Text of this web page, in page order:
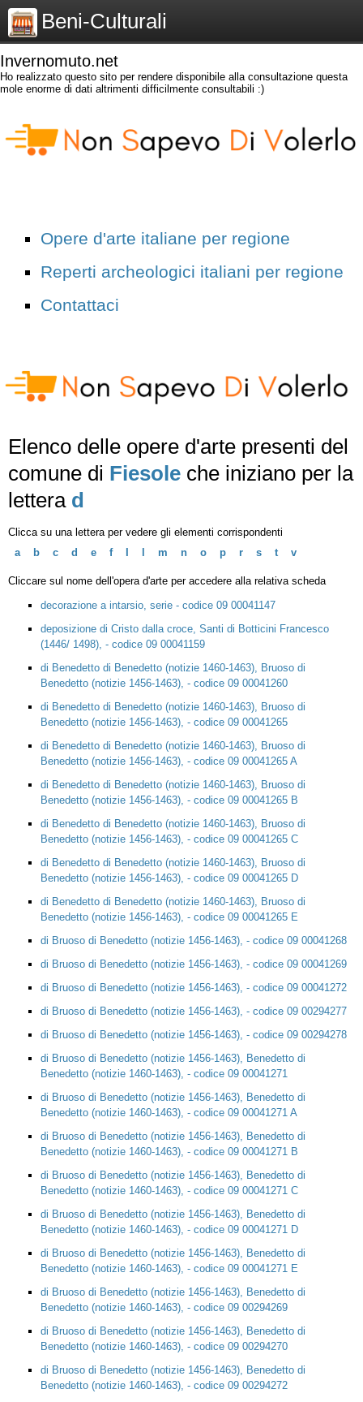
Beni-Culturali
Invernomuto.net
Ho realizzato questo sito per rendere disponibile alla consultazione questa
mole enorme di dati altrimenti difficilmente consultabili :)
Opere d'arte italiane per regione
Reperti archeologici italiani per regione
Contattaci
Elenco delle opere d'arte presenti del
comune di Fiesole che iniziano per la
lettera d
Clicca su una lettera per vedere gli elementi corrispondenti
a
b c d e f m n o p r s t v
Cliccare sul nome dell'opera d'arte per accedere alla relativa scheda
decorazione a intarsio, serie - codice 09 00041147
deposizione di Cristo dalla croce, Santi di Botticini Francesco
(1446/ 1498), - codice 09 00041159
di Benedetto di Benedetto (notizie 1460-1463), Bruoso di
Benedetto (notizie 1456-1463), - codice 09 00041260
di Benedetto di Benedetto (notizie 1460-1463), Bruoso di
Benedetto (notizie 1456-1463), - codice 09 00041265
di Benedetto di Benedetto (notizie 1460-1463), Bruoso di
Benedetto (notizie 1456-1463), - codice 09 00041265 A
di Benedetto di Benedetto (notizie 1460-1463), Bruoso di
Benedetto (notizie 1456-1463), - codice 09 00041265 B
di Benedetto di Benedetto (notizie 1460-1463), Bruoso di
Benedetto (notizie 1456-1463), - codice 09 00041265 C
di Benedetto di Benedetto (notizie 1460-1463), Bruoso di
Benedetto (notizie 1456-1463), - codice 09 00041265 D
di Benedetto di Benedetto (notizie 1460-1463), Bruoso di
Benedetto (notizie 1456-1463), - codice 09 00041265 E
di Bruoso di Benedetto (notizie 1456-1463), - codice 09 00041268
di Bruoso di Benedetto (notizie 1456-1463), - codice 09 00041269
di Bruoso di Benedetto (notizie 1456-1463), - codice 09 00041272
di Bruoso di Benedetto (notizie 1456-1463), - codice 09 00294277
di Bruoso di Benedetto (notizie 1456-1463), - codice 09 00294278
di Bruoso di Benedetto (notizie 1456-1463), Benedetto di
Benedetto (notizie 1460-1463), - codice 09 00041271
di Bruoso di Benedetto (notizie 1456-1463), Benedetto di
Benedetto (notizie 1460-1463), - codice 09 00041271 A
di Bruoso di Benedetto (notizie 1456-1463), Benedetto di
Benedetto (notizie 1460-1463), - codice 09 00041271 B
di Bruoso di Benedetto (notizie 1456-1463), Benedetto di
Benedetto (notizie 1460-1463), - codice 09 00041271 C
di Bruoso di Benedetto (notizie 1456-1463), Benedetto di
Benedetto (notizie 1460-1463), - codice 09 00041271 D
di Bruoso di Benedetto (notizie 1456-1463), Benedetto di
Benedetto (notizie 1460-1463), - codice 09 00041271 E
di Bruoso di Benedetto (notizie 1456-1463), Benedetto di
Benedetto (notizie 1460-1463), - codice 09 00294269
di Bruoso di Benedetto (notizie 1456-1463), Benedetto di
Benedetto (notizie 1460-1463), - codice 09 00294270
di Bruoso di Benedetto (notizie 1456-1463), Benedetto di
Benedetto (notizie 1460-1463), - codice 09 00294272